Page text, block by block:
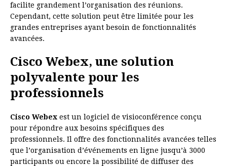
facilite grandement l’organisation des réunions.
Cependant, cette solution peut être limitée pour les
grandes entreprises ayant besoin de fonctionnalités
avancées.
Cisco Webex, une solution
polyvalente pour les
professionnels
Cisco Webex est un logiciel de visioconférence conçu
pour répondre aux besoins spécifiques des
professionnels. Il offre des fonctionnalités avancées telles
que l’organisation d’événements en ligne jusqu’à 3000
participants ou encore la possibilité de diffuser des